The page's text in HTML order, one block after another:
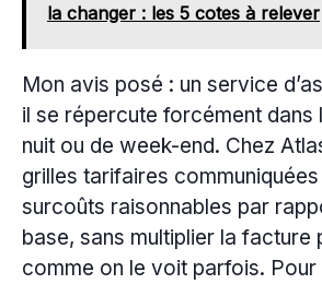
la changer : les 5 cotes à relever
Mon avis posé : un service
il se répercute forcément dans
nuit ou de week-end. Chez
grilles tarifaires
surcoûts raisonnables par
base, sans multiplier la facture
comme on le voit parfois.